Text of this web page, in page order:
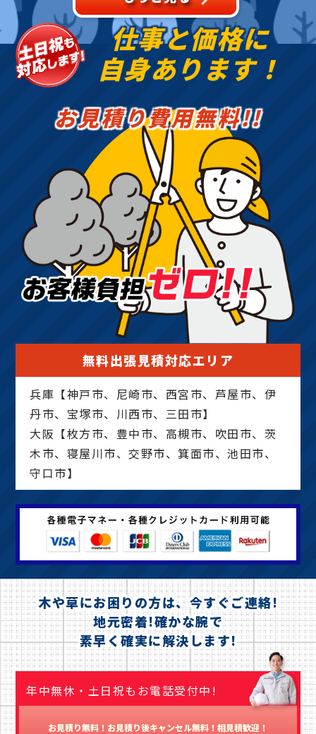
仕事と価格に
自身あります！
お見積り費用無料!!
無料出張見積対応エリア
兵庫【神戸市、尼崎市、西宮市、芦屋市、伊
丹市、宝塚市、川西市、三田市】
大阪【枚方市、豊中市、高槻市、吹田市、茨
木市、寝屋川市、交野市、箕面市、池田市、
守口市】
木や草にお困りの方は、今すぐご連絡!
地元密着!確かな腕で
素早く確実に解決します!
年中無休・土日祝もお電話受付中!
お見積り無料！お見積り後キャンセル無料！相見積歓迎！